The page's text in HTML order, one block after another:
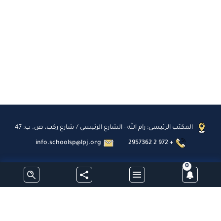
0
المكتب الرئيسي: رام الله - الشارع الرئيسي / شارع ركب، ص. ب: 47
2957362 2 972 +
info.schoolsp@lpj.org
اشترك